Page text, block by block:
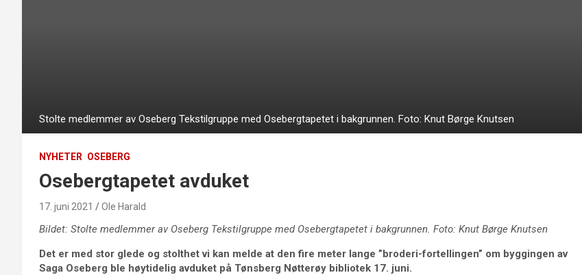
Stolte medlemmer av Oseberg Tekstilgruppe med Osebergtapetet i bakgrunnen. Foto: Knut Børge Knutsen
NYHETER OSEBERG
Osebergtapetet avduket
17. juni 2021 Ole Harald
Bildet: Stolte medlemmer av Oseberg Tekstilgruppe med Osebergtapetet i bakgrunnen. Foto: Knut Børge Knutsen
Det er med stor glede og stolthet vi kan melde at den fire meter lange ”broderi-fortellingen” om byggingen av
Saga Oseberg ble høytidelig avduket på Tønsberg Nøtterøy bibliotek 17. juni.